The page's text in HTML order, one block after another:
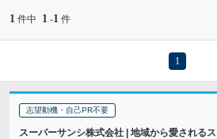
1 件中 1 -1 件
1
志望動機・自己PR不要
スーパーサンシ株式会社 | 地域から愛される